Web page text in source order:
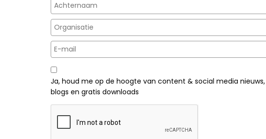
Ja, houd me op de hoogte van content & social media nieuws,
blogs en gratis downloads